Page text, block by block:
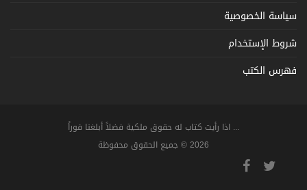
سياسة الخصوصية
شروط الإستخدام
فهرس الكتب
... اذا رأيت كتاب له حقوق ملكية فضلاً أبلغنا فوراً
2026 © جميع الحقوق محفوظة